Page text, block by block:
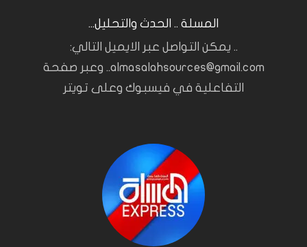
المسلة .. الحدث والتحليل...
.. يمكن التواصل عبر الايميل التالي:
almasalahsources@gmail.com.. وعبر صفحة
التفاعلية في فيسبوك وعلى تويتر